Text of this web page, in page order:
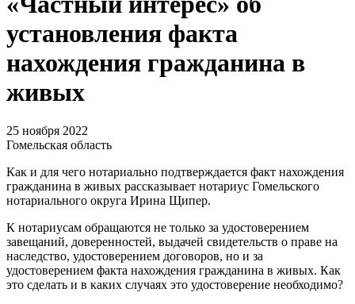
установления факта
нахождения гражданина в
живых
25 ноября 2022
Гомельская область
Как и для чего нотариально подтверждается факт нахождения
гражданина в живых рассказывает нотариус Гомельского
нотариального округа Ирина Щипер.
К нотариусам обращаются не только за удостоверением
завещаний, доверенностей, выдачей свидетельств о праве на
наследство, удостоверением договоров, но и за
удостоверением факта нахождения гражданина в живых. Как
это сделать и в каких случаях это удостоверение необходимо?